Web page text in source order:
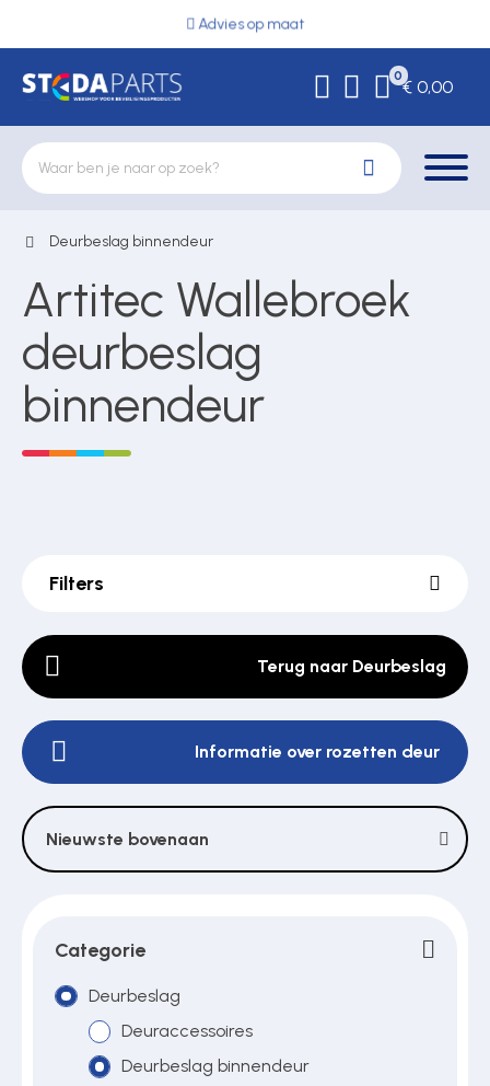
Advies op maat
0
€ 0,00
Deurbeslag
Elektrische vergrendeling
Hekwerkonderdelen
Pulsgevers
Sloten
Toegangscontrole
Over ons
Deurbeslag binnendeur
Artitec Wallebroek
deurbeslag
binnendeur
Filters
Terug naar Deurbeslag
Informatie over rozetten deur
Nieuwste bovenaan
Categorie
Deurbeslag
Deuraccessoires
Deurbeslag binnendeur